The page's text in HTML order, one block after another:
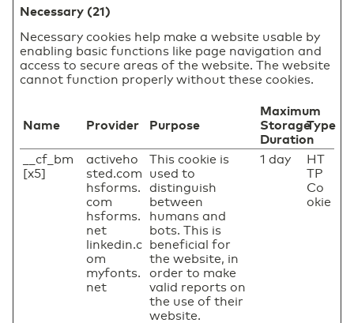
Necessary (21)
Necessary cookies help make a website usable by
enabling basic functions like page navigation and
access to secure areas of the website. The website
cannot function properly without these cookies.
Name Provider Purpose
Maximum
Storage
Duration
Type
__cf_bm
[x5]
activeho
sted.com
hsforms.
com
hsforms.
net
linkedin.c
om
myfonts.
net
This cookie is
used to
distinguish
between
humans and
bots. This is
beneficial for
the website, in
order to make
valid reports on
the use of their
website.
1 day
HT
TP
Co
okie